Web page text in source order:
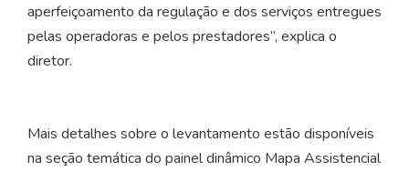
aperfeiçoamento da regulação e dos serviços entregues
pelas operadoras e pelos prestadores”, explica o
diretor.
Mais detalhes sobre o levantamento estão disponíveis
na seção temática do painel dinâmico Mapa Assistencial